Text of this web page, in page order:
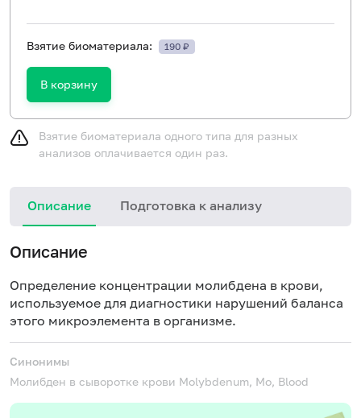
Взятие биоматериала: 190 ₽
В корзину
Взятие биоматериала одного типа для разных
анализов оплачивается один раз.
Описание Подготовка к анализу
Описание
Определение концентрации молибдена в крови,
используемое для диагностики нарушений баланса
этого микроэлемента в организме.
Синонимы
Молибден в сыворотке крови Molybdenum, Mo, Blood